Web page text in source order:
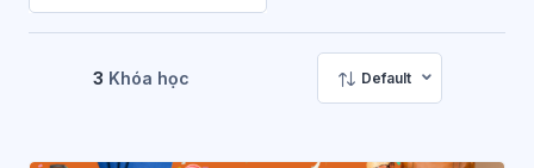
3 Khóa học Default